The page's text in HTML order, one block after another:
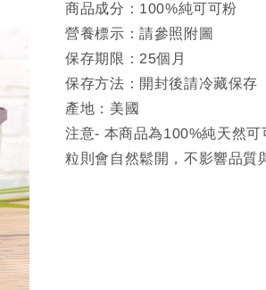
商品成分：100%純可可粉
營養標示：請參照附圖
保存期限：25個月
保存方法：開封後請冷藏保存
產地：美國
注意- 本商品為100%純天然
粒則會自然鬆開，不影響品質